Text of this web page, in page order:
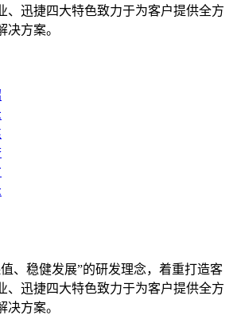
、迅捷四大特色致力于为客户提供全方
决方案。
、稳健发展”的研发理念，着重打造客
、迅捷四大特色致力于为客户提供全方
决方案。